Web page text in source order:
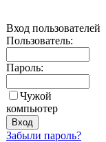
Вход пользователей
Пользователь:
Пароль:
Чужой
компьютер
Забыли пароль?